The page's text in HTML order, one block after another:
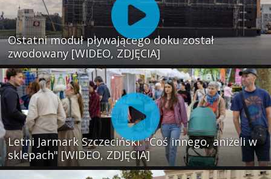
Ostatni moduł pływającego doku został
zwodowany [WIDEO, ZDJĘCIA]
Letni Jarmark Szczeciński. "Coś innego, aniżeli w
sklepach" [WIDEO, ZDJĘCIA]